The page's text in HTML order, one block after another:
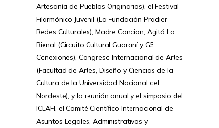
Artesanía de Pueblos Originarios), el Festival
Filarmónico Juvenil (La Fundación Pradier –
Redes Culturales), Madre Cancion, Agitá La
Bienal (Circuito Cultural Guaraní y G5
Conexiones), Congreso Internacional de Artes
(Facultad de Artes, Diseño y Ciencias de la
Cultura de la Universidad Nacional del
Nordeste), y la reunión anual y el simposio del
ICLAFI, el Comité Científico Internacional de
Asuntos Legales, Administrativos y